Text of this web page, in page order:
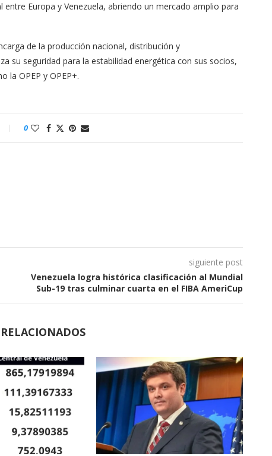
Europa y Venezuela, abriendo un mercado amplio para
de la producción nacional, distribución y
su seguridad para la estabilidad energética con sus socios,
la OPEP y OPEP+.
0
siguiente post
Venezuela logra histórica clasificación al Mundial
Sub-19 tras culminar cuarta en el FIBA AmeriCup